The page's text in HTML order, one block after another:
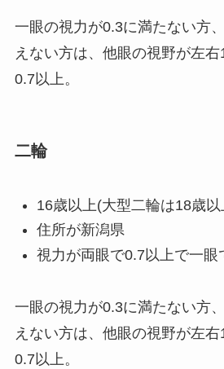
一眼の視力が0.3に満たない方
えない方は、他眼の視野が左
0.7以上。
二輪
16歳以上(大型二輪は18歳以
住所が新潟県
視力が両眼で0.7以上で一眼
一眼の視力が0.3に満たない方
えない方は、他眼の視野が左
0.7以上。